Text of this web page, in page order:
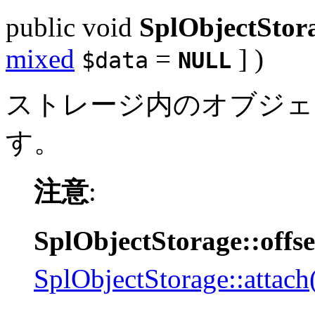
public void
mixed $data = NULL ] )
ストレージ内のオブジ
す。
注意: